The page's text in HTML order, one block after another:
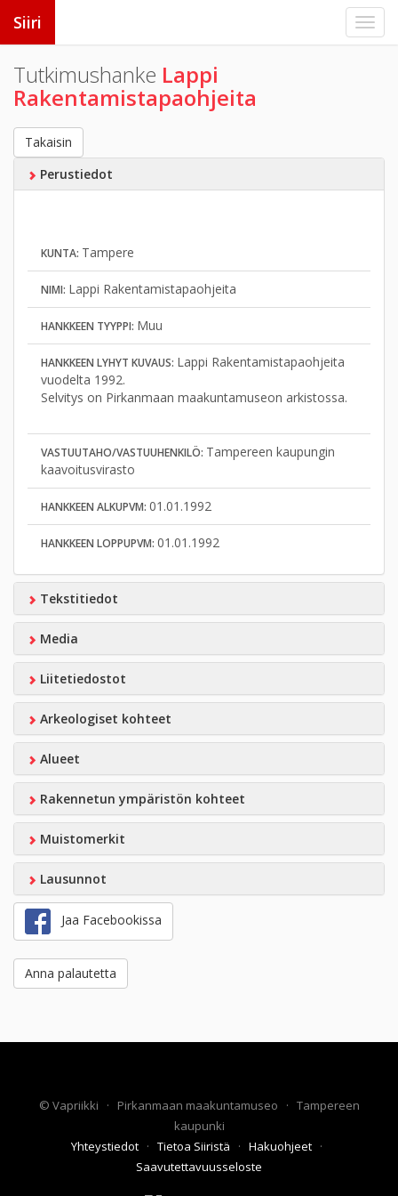
Siiri
Tutkimushanke Lappi
Rakentamistapaohjeita
Takaisin
Perustiedot
KUNTA: Tampere
NIMI: Lappi Rakentamistapaohjeita
HANKKEEN TYYPPI: Muu
HANKKEEN LYHYT KUVAUS: Lappi Rakentamistapaohjeita
vuodelta 1992.
Selvitys on Pirkanmaan maakuntamuseon arkistossa.
VASTUUTAHO/VASTUUHENKILÖ: Tampereen kaupungin
kaavoitusvirasto
HANKKEEN ALKUPVM: 01.01.1992
HANKKEEN LOPPUPVM: 01.01.1992
Tekstitiedot
Media
Liitetiedostot
Arkeologiset kohteet
Alueet
Rakennetun ympäristön kohteet
Muistomerkit
Lausunnot
Jaa Facebookissa
Anna palautetta
© Vapriikki · Pirkanmaan maakuntamuseo · Tampereen
kaupunki
Yhteystiedot · Tietoa Siiristä · Hakuohjeet ·
Saavutettavuusseloste